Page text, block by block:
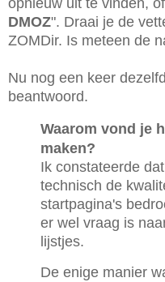
DMOZ". Draai je de
ZOMDir. Is meteen de
Nu nog een keer
beantwoord.
Waarom vond je
maken?
Ik constateerde
technisch de
startpagina's
er wel vraag is
lijstjes.
De enige manier